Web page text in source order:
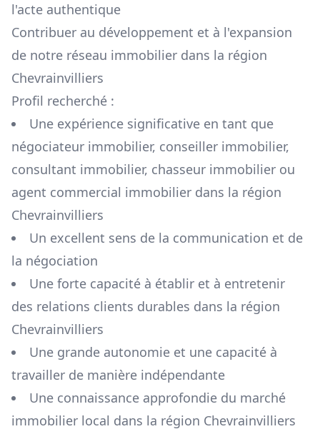
l'acte authentique
Contribuer au développement et à l'expansion
de notre réseau immobilier dans la région
Chevrainvilliers
Profil recherché :
Une expérience significative en tant que
négociateur immobilier, conseiller immobilier,
consultant immobilier, chasseur immobilier ou
agent commercial immobilier dans la région
Chevrainvilliers
Un excellent sens de la communication et de
la négociation
Une forte capacité à établir et à entretenir
des relations clients durables dans la région
Chevrainvilliers
Une grande autonomie et une capacité à
travailler de manière indépendante
Une connaissance approfondie du marché
immobilier local dans la région Chevrainvilliers